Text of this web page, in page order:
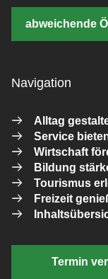
abweichende
Navigation
Alltag
Service
Wirtschaft
Bildung
Tourismus
Freizeit
Termin